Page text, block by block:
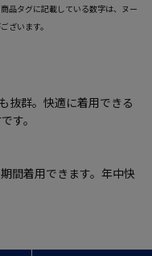
品タグに記載している数字は、ヌー
ざいます。
抜群。快適に着用できる
す。
間着用できます。年中快